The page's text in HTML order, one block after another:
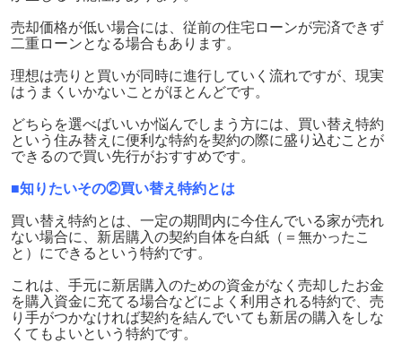
売却価格が低い場合には、従前の住宅ローンが完済できず
二重ローンとなる場合もあります。
理想は売りと買いが同時に進行していく流れですが、現実
はうまくいかないことがほとんどです。
どちらを選べばいいか悩んでしまう方には、買い替え特約
という住み替えに便利な特約を契約の際に盛り込むことが
できるので買い先行がおすすめです。
■知りたいその②買い替え特約とは
買い替え特約とは、一定の期間内に今住んでいる家が売れ
ない場合に、新居購入の契約自体を白紙（＝無かったこ
と）にできるという特約です。
これは、手元に新居購入のための資金がなく売却したお金
を購入資金に充てる場合などによく利用される特約で、売
り手がつかなければ契約を結んでいても新居の購入をしな
くてもよいという特約です。